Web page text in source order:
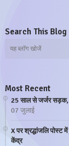
Search This Blog
Most Recent
25 साल से जर्जर सड़क,
07 जुलाई
X पर श्रद्धांजलि पोस्ट
केंद्र